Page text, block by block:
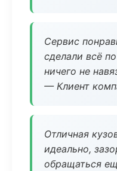
Сервис
сделали всё
ничего не
— Клиент
Отличная
идеально,
обращаться